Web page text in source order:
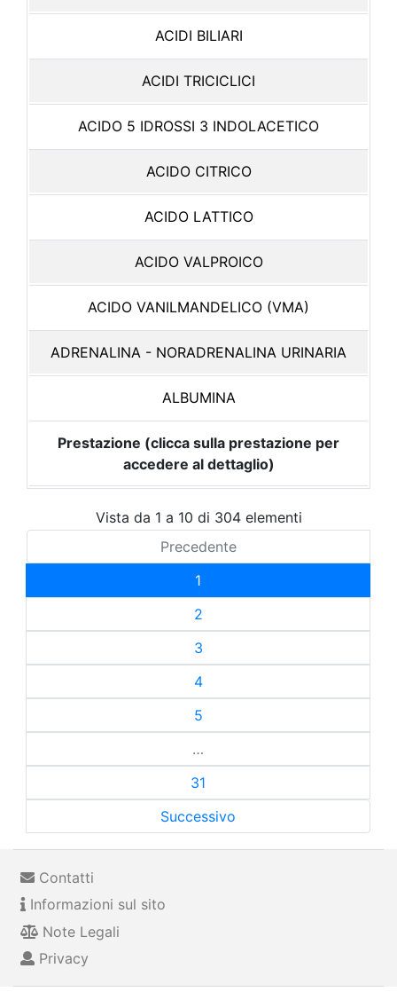
ACIDI BILIARI
ACIDI TRICICLICI
ACIDO 5 IDROSSI 3 INDOLACETICO
ACIDO CITRICO
ACIDO LATTICO
ACIDO VALPROICO
ACIDO VANILMANDELICO (VMA)
ADRENALINA - NORADRENALINA URINARIA
ALBUMINA
Prestazione (clicca sulla prestazione per
accedere al dettaglio)
Vista da 1 a 10 di 304 elementi
Precedente
1
2
3
4
5
…
31
Successivo
Contatti
Informazioni sul sito
Note Legali
Privacy